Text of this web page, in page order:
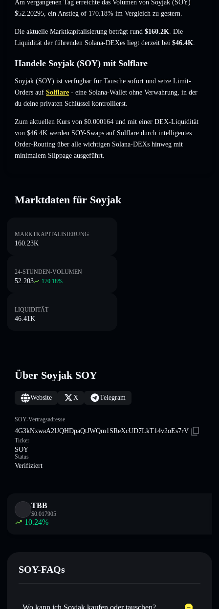
Am vergangenen Tag erreichte das Volumen von Soyjak (SOY)
$52.20295, ein Anstieg of 170.18% im Vergleich zu gestern.
Die aktuelle Marktkapitalisierung beträgt rund $160.2K. Die
Liquidität der führenden Solana-DEXes liegt derzeit bei $46.4K.
Handele Soyjak (SOY) mit Solflare
Soyjak (SOY) ist verfügbar für Tausche sofort und setze Limit-
Orders auf Solflare - eine Solana-Wallet ohne Verwahrung, in der
du deine privaten Schlüssel kontrollierst.
Zum aktuellen Kurs von $0.000164 und mit einer DEX-Liquidität
von $46.4K werden SOY-Swaps auf Solflare durch intelligentes
Order-Routing über alle wichtigen Solana-DEXs hinweg mit
minimalem Slippage ausgeführt.
Marktdaten für Soyjak
MARKTKAPITALISIERUNG
160.23K
24-STUNDEN-VOLUMEN
52.203 170.18%
LIQUIDITÄT
46.41K
Über Soyjak SOY
Website X Telegram
SOY-Vertragsadresse
4G3kNxwaA2UQHDpaQtJWQm1SReXcUD7LkT14v2oEs7rV
Ticker
SOY
Status
Verifiziert
TBB
$0.017905
10.24%
SOY-FAQs
Wo kann ich Soyjak kaufen oder tauschen?